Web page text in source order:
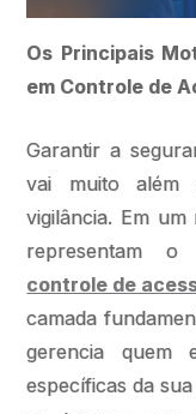
Os Principais
em Controle de
Garantir a
vai muito além
vigilância. Em
representam
controle de
camada
gerencia quem
específicas da